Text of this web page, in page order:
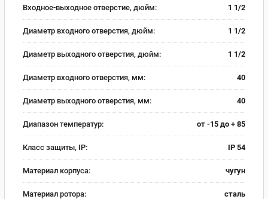
Входное-выходное отверстие, дюйм: 1 1/2
Диаметр входного отверстия, дюйм: 1 1/2
Диаметр выходного отверстия, дюйм: 1 1/2
Диаметр входного отверстия, мм: 40
Диаметр выходного отверстия, мм: 40
Диапазон температур: от -15 до + 85
Класс защиты, IP: IP 54
Материал корпуса: чугун
Материал ротора: сталь